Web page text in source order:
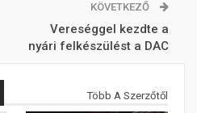
KÖVETKEZŐ
Vereséggel kezdte a
nyári felkészülést a DAC
Több A Szerzőtől